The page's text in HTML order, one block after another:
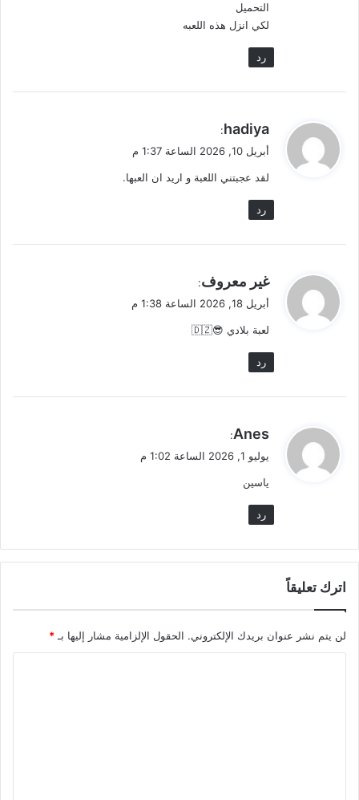
التحميل
لكي انزل هذه اللعبه
رد
ي
ق
ل
hadiya
:
أبريل 10, 2026 الساعة 1:37 م
لقد عجبتني اللعبة و اريد ان العبها.
رد
ي
ق
ل
غير معروف:
أبريل 18, 2026 الساعة 1:38 م
لعبة بلادي 😎🇩🇿
رد
ي
ل
Anes
:
يوليو 1, 2026 الساعة 1:02 م
ياسين
رد
اترك تعليقاً
لن يتم نشر عنوان بريدك الإلكتروني. الحقول الإلزامية مشار إليها بـ*